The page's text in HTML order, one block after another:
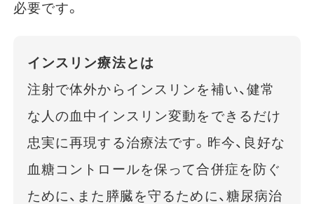
必要です。
インスリン療法とは
注射で体外からインスリンを補い、健常
な人の血中インスリン変動をできるだけ
忠実に再現する治療法です。昨今、良好な
血糖コントロールを保って合併症を防ぐ
ために、また膵臓を守るために、糖尿病治